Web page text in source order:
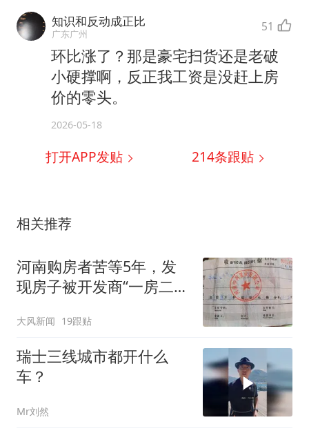
知识和反动成正比
广东广州 51
环比涨了？那是豪宅扫货还是老破
小硬撑啊，反正我工资是没赶上房
价的零头。
2026-05-18
打开APP发贴 214条跟贴
相关推荐
河南购房者苦等5年，发
现房子被开发商“一房二
同样遭遇；当地回应：已
成立政府工作专班
大风新闻 19跟贴
瑞士三线城市都开什么
车？
Mr刘然